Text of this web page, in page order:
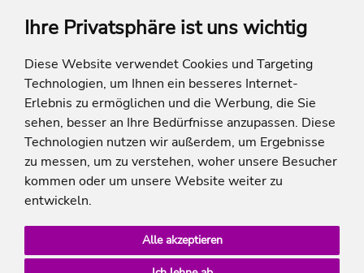
Ihre Privatsphäre ist uns wichtig
Diese Website verwendet Cookies und Targeting
Technologien, um Ihnen ein besseres Internet-
Erlebnis zu ermöglichen und die Werbung, die Sie
sehen, besser an Ihre Bedürfnisse anzupassen. Diese
Technologien nutzen wir außerdem, um Ergebnisse
zu messen, um zu verstehen, woher unsere Besucher
kommen oder um unsere Website weiter zu
entwickeln.
Alle akzeptieren
ich-will-familienurlaub
Rechtliches
auf die Summe der Preise der Einzelleistungen.
**Streichpreise beziehen sich auf die ursprünglichen Preise des Reiseveranstalters.